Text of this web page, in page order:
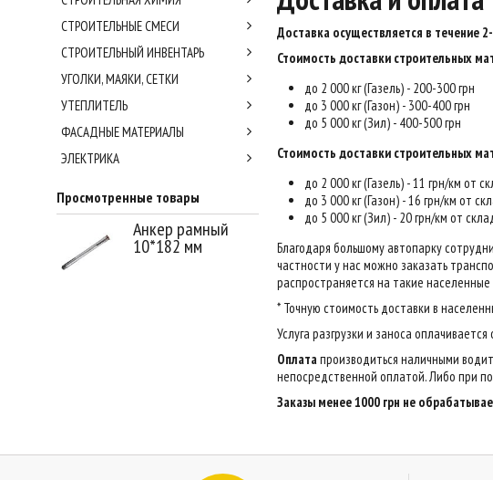
Доставка осуществляется в течение
Стоимость доставки строительных
до 2 000 кг (Газель) - 200-300 грн
до 3 000 кг (Газон) - 300-400 грн
до 5 000 кг (Зил) - 400-500 грн
Стоимость доставки строительных
до 2 000 кг (Газель) - 11 грн/км от
до 3 000 кг (Газон) - 16 грн/км от
до 5 000 кг (Зил) - 20 грн/км от
Благодаря большому автопарку
частности у нас можно заказать
распространяется на такие
* Точную стоимость доставки в
Услуга разгрузки и заноса
Оплатапроизводиться наличными
непосредственной оплатой. Либо при
Заказы менее 1000 грн не
СТРОИТЕЛЬНЫЕ СМЕСИ
СТРОИТЕЛЬНЫЙ ИНВЕНТАРЬ
УГОЛКИ, МАЯКИ, СЕТКИ
УТЕПЛИТЕЛЬ
ФАСАДНЫЕ МАТЕРИАЛЫ
ЭЛЕКТРИКА
Просмотренные товары
Анкер рамный
10*182 мм